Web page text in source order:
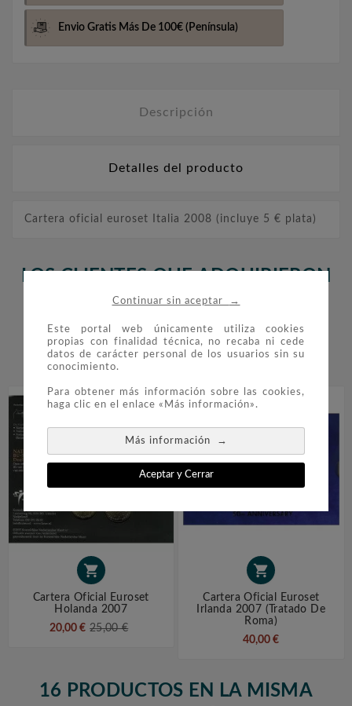
Continuar sin aceptar →
Este portal web únicamente utiliza cookies
propias con finalidad técnica, no recaba ni cede
datos de carácter personal de los usuarios sin su
conocimiento.
Para obtener más información sobre las cookies,
haga clic en el enlace «Más información».
Más información →
Aceptar y Cerrar
Envio Gratis Más De 100€ (Península)
Descripción
Detalles del producto
Cartera oficial euroset Italia 2008 (incluye 5 € plata)
LOS CLIENTES QUE ADQUIRIERON
ESTE PRODUCTO TAMBIÉN
COMPRARON:
 

Cartera Oficial Euroset
Holanda 2007
20,00 € 25,00 €

Cartera Oficial Euroset
Irlanda 2007 (tratado De
Roma)
40,00 €
16 PRODUCTOS EN LA MISMA